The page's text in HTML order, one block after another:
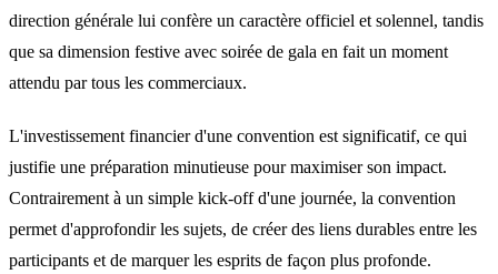
direction générale lui confère un caractère officiel et solennel, tandis
que sa dimension festive avec soirée de gala en fait un moment
attendu par tous les commerciaux.
L'investissement financier d'une convention est significatif, ce qui
justifie une préparation minutieuse pour maximiser son impact.
Contrairement à un simple kick-off d'une journée, la convention
permet d'approfondir les sujets, de créer des liens durables entre les
participants et de marquer les esprits de façon plus profonde.